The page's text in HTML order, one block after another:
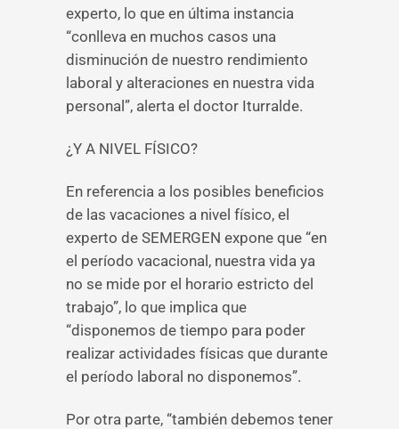
experto, lo que en última instancia
“conlleva en muchos casos una
disminución de nuestro rendimiento
laboral y alteraciones en nuestra vida
personal”, alerta el doctor Iturralde.
¿Y A NIVEL FÍSICO?
En referencia a los posibles beneficios
de las vacaciones a nivel físico, el
experto de SEMERGEN expone que “en
el período vacacional, nuestra vida ya
no se mide por el horario estricto del
trabajo”, lo que implica que
“disponemos de tiempo para poder
realizar actividades físicas que durante
el período laboral no disponemos”.
Por otra parte, “también debemos tener